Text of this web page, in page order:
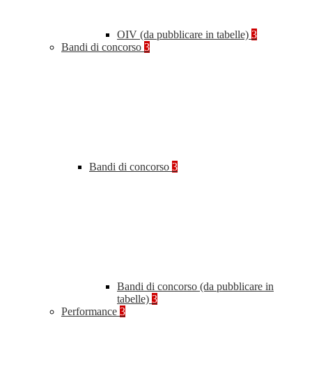
OIV (da pubblicare in tabelle) 3
Bandi di concorso 3
Bandi di concorso 3
Bandi di concorso (da pubblicare in
tabelle) 3
Performance 3